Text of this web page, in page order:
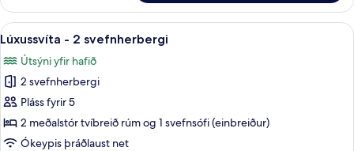
með
svefnsófa
svíta
1
tvíbreitt
rúm
með
svefnsófa
Skoða
allar
myndir
fyrir
Lúxussvíta
-
2
Lúxussvíta - 2 svefnherbergi | Stofa
10
Lúxussvíta - 2 svefnherbergi
Útsýni yfir hafið
2 svefnherbergi
Pláss fyrir 5
2 meðalstór tvíbreið rúm og 1 svefnsófi (einbreiður)
Ókeypis þráðlaust net